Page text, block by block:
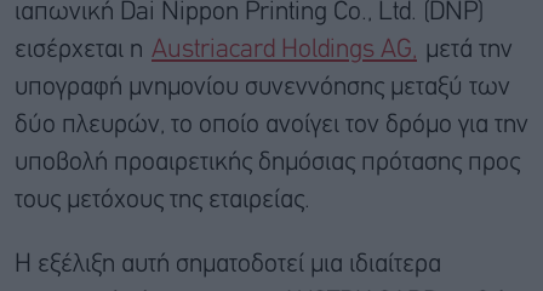
ιαπωνική Dai Nippon Printing Co., Ltd. (DNP)
εισέρχεται η Austriacard Holdings AG, μετά την
υπογραφή μνημονίου συνεννόησης μεταξύ των
δύο πλευρών, το οποίο ανοίγει τον δρόμο για την
υποβολή προαιρετικής δημόσιας πρότασης προς
τους μετόχους της εταιρείας.
Η εξέλιξη αυτή σηματοδοτεί μια ιδιαίτερα